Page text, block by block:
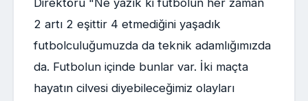
2 artı 2 eşittir 4 etmediğini yaşadık
futbolculuğumuzda da teknik adamlığımızda
da. Futbolun içinde bunlar var. İki maçta
hayatın cilvesi diyebileceğimiz olayları